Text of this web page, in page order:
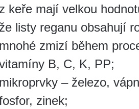
z keře mají velkou
že listy reganu obsahují
mnohé zmizí během
B, C, K, PP;
mikroprvky – železo,
zinek;